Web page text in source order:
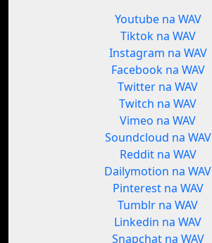
Youtube na WAV
Tiktok na WAV
Instagram na WAV
Facebook na WAV
Twitter na WAV
Twitch na WAV
Vimeo na WAV
Soundcloud na WAV
Reddit na WAV
Dailymotion na WAV
Pinterest na WAV
Tumblr na WAV
Linkedin na WAV
Snapchat na WAV